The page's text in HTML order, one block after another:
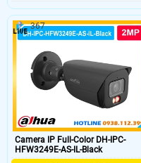
Camera IP Full-Color DH-IPC-
HFW3249E-AS-IL-Black
367